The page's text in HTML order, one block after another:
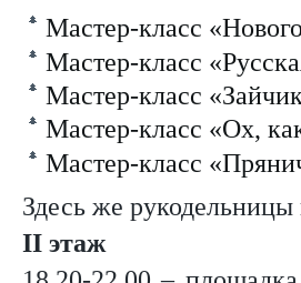
Мастер-класс
Мастер-класс
Мастер-класс
Мастер-класс «Ох,
Мастер-класс
Здесь же рукодельницы
II этаж